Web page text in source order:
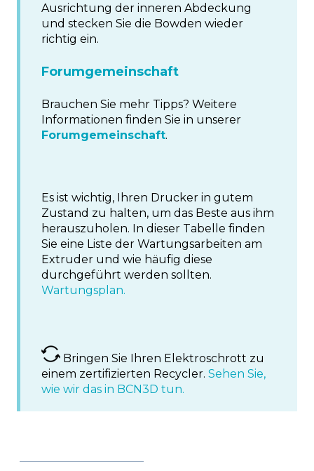
Ausrichtung der inneren Abdeckung
und stecken Sie die Bowden wieder
richtig ein.
Forumgemeinschaft
Brauchen Sie mehr Tipps? Weitere
Informationen finden Sie in unserer
Forumgemeinschaft.
Es ist wichtig, Ihren Drucker in gutem
Zustand zu halten, um das Beste aus ihm
herauszuholen. In dieser Tabelle finden
Sie eine Liste der Wartungsarbeiten am
Extruder und wie häufig diese
durchgeführt werden sollten.
Wartungsplan.
Bringen Sie Ihren Elektroschrott zu
einem zertifizierten Recycler. Sehen Sie,
wie wir das in BCN3D tun.